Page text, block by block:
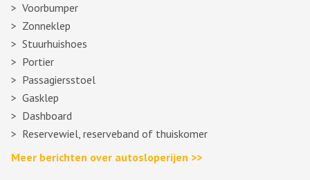
Voorbumper
Zonneklep
Stuurhuishoes
Portier
Passagiersstoel
Gasklep
Dashboard
Reservewiel, reserveband of thuiskomer
Meer berichten over autosloperijen >>